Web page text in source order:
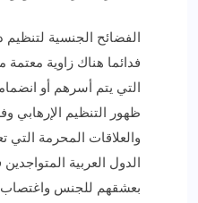
الفضائح الجنسية
فدائما هناك زاوية
التي يتم أسرهم أو
ظهور التنظيم الإرهابي
والعلاقات المحرمة
الدول العربية
بعشقهم للجنس واغتصاب